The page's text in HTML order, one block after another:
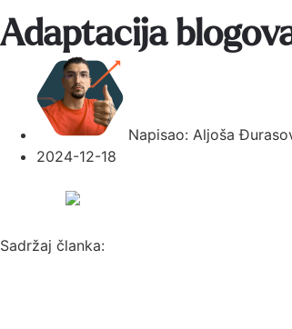
Adaptacija
Napisao: Aljoša
2024-12-18
Sadržaj članka: